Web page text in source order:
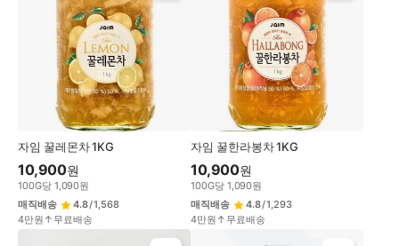
자임 꿀레몬차 1KG
10,900원
100G당 1,090원
매직배송
4.8/1,568
4만원↑무료배송
자임 꿀한라봉차 1KG
10,900원
100G당 1,090원
매직배송
4.8/1,293
4만원↑무료배송